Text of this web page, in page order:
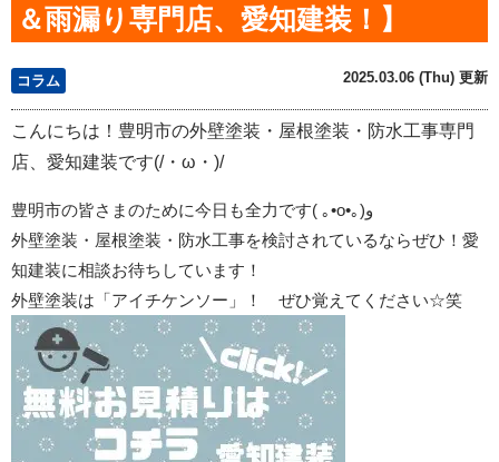
＆雨漏り専門店、愛知建装！】
コラム 2025.03.06 (Thu) 更新
こんにちは！豊明市の外壁塗装・屋根塗装・防水工事専門
店、愛知建装です(/・ω・)/
豊明市の皆さまのために今日も全力です( ｡•o•｡)و
外壁塗装・屋根塗装・防水工事を検討されているならぜひ！愛
知建装に相談お待ちしています！
外壁塗装は「アイチケンソー」！ ぜひ覚えてください☆笑